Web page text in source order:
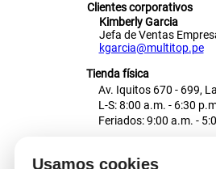
Usamos cookies
Clientes corporativos
Kimberly Garcia
Jefa de Ventas
kgarcia@multitop.pe
Tienda física
Av. Iquitos 670 - 699,
L-S: 8:00 a.m. - 6:30
Feriados: 9:00 a.m. -